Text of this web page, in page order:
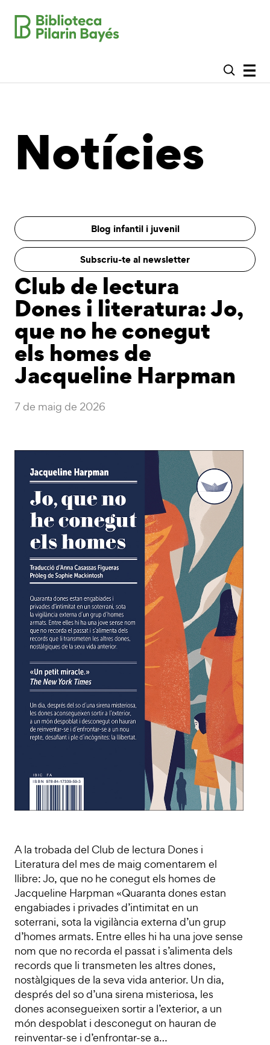
Notícies
Blog infantil i juvenil
Subscriu-te al newsletter
Club de lectura
Dones i literatura: Jo,
que no he conegut
els homes de
Jacqueline Harpman
7 de maig de 2026
A la trobada del Club de lectura Dones i
Literatura del mes de maig comentarem el
llibre: Jo, que no he conegut els homes de
Jacqueline Harpman «Quaranta dones estan
engabiades i privades d’intimitat en un
soterrani, sota la vigilància externa d’un grup
d’homes armats. Entre elles hi ha una jove sense
nom que no recorda el passat i s’alimenta dels
records que li transmeten les altres dones,
nostàlgiques de la seva vida anterior. Un dia,
després del so d’una sirena misteriosa, les
dones aconsegueixen sortir a l’exterior, a un
món despoblat i desconegut on hauran de
reinventar-se i d’enfrontar-se a…